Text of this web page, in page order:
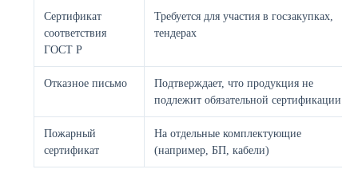
Сертификат
соответствия
ГОСТ Р
Требуется для участия в госзакупках,
тендерах
Отказное письмо
Подтверждает, что продукция не
подлежит обязательной сертификации
Пожарный
сертификат
На отдельные комплектующие
(например, БП, кабели)